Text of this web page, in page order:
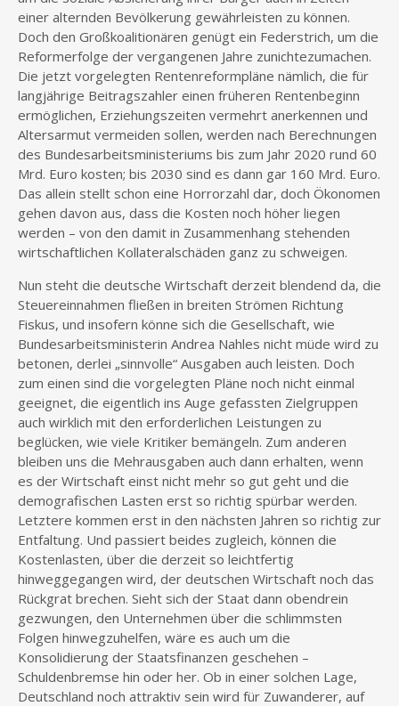
einer alternden Bevölkerung gewährleisten zu können.
Doch den Großkoalitionären genügt ein Federstrich, um die
Reformerfolge der vergangenen Jahre zunichtezumachen.
Die jetzt vorgelegten Rentenreformpläne nämlich, die für
langjährige Beitragszahler einen früheren Rentenbeginn
ermöglichen, Erziehungszeiten vermehrt anerkennen und
Altersarmut vermeiden sollen, werden nach Berechnungen
des Bundesarbeitsministeriums bis zum Jahr 2020 rund 60
Mrd. Euro kosten; bis 2030 sind es dann gar 160 Mrd. Euro.
Das allein stellt schon eine Horrorzahl dar, doch Ökonomen
gehen davon aus, dass die Kosten noch höher liegen
werden – von den damit in Zusammenhang stehenden
wirtschaftlichen Kollateralschäden ganz zu schweigen.
Nun steht die deutsche Wirtschaft derzeit blendend da, die
Steuereinnahmen fließen in breiten Strömen Richtung
Fiskus, und insofern könne sich die Gesellschaft, wie
Bundesarbeitsministerin Andrea Nahles nicht müde wird zu
betonen, derlei „sinnvolle“ Ausgaben auch leisten. Doch
zum einen sind die vorgelegten Pläne noch nicht einmal
geeignet, die eigentlich ins Auge gefassten Zielgruppen
auch wirklich mit den erforderlichen Leistungen zu
beglücken, wie viele Kritiker bemängeln. Zum anderen
bleiben uns die Mehrausgaben auch dann erhalten, wenn
es der Wirtschaft einst nicht mehr so gut geht und die
demografischen Lasten erst so richtig spürbar werden.
Letztere kommen erst in den nächsten Jahren so richtig zur
Entfaltung. Und passiert beides zugleich, können die
Kostenlasten, über die derzeit so leichtfertig
hinweggegangen wird, der deutschen Wirtschaft noch das
Rückgrat brechen. Sieht sich der Staat dann obendrein
gezwungen, den Unternehmen über die schlimmsten
Folgen hinwegzuhelfen, wäre es auch um die
Konsolidierung der Staatsfinanzen geschehen –
Schuldenbremse hin oder her. Ob in einer solchen Lage,
Deutschland noch attraktiv sein wird für Zuwanderer, auf